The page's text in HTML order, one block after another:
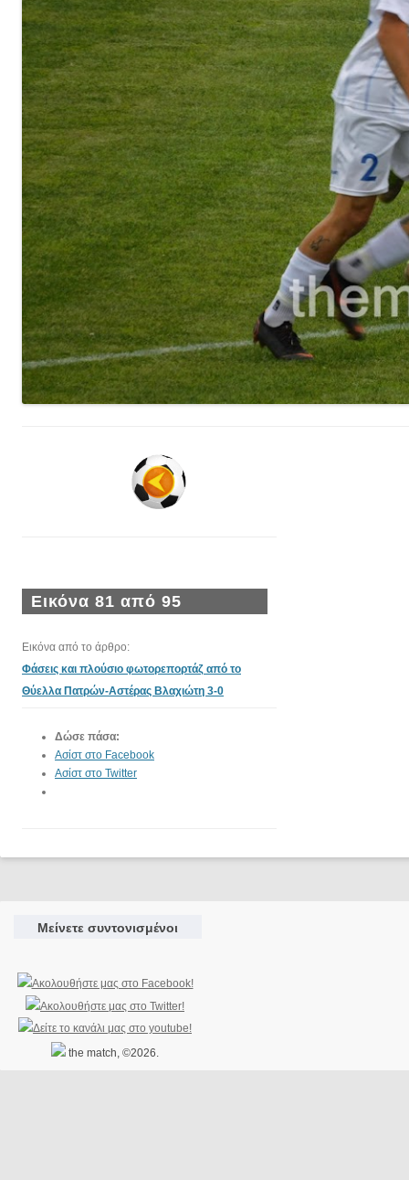
Εικόνα 81 από 95
Εικόνα από το άρθρο:
Φάσεις και πλούσιο φωτορεπορτάζ από το
Θύελλα Πατρών-Αστέρας Βλαχιώτη 3-0
Δώσε πάσα:
Ασίστ στο Facebook
Ασίστ στο Twitter
Μείνετε συντονισμένοι
the match, ©2026.